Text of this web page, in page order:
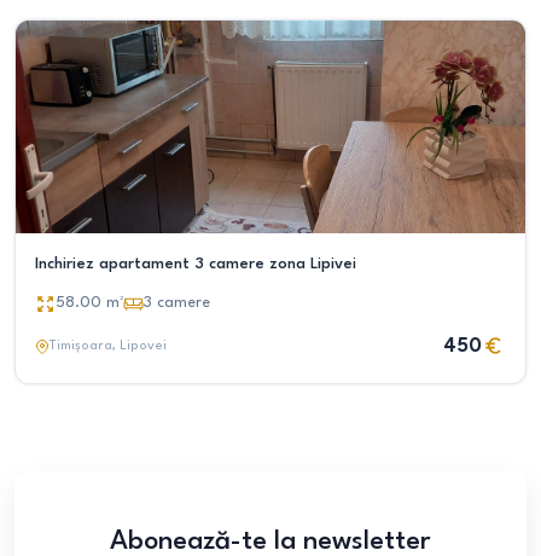
Inchiriez apartament 3 camere zona Lipivei
58.00 m² 3 camere
Timișoara, Lipovei 450
Abonează-te la newsletter